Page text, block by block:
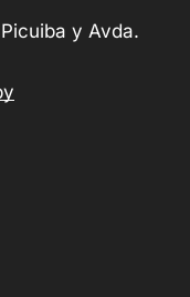
y Avda.